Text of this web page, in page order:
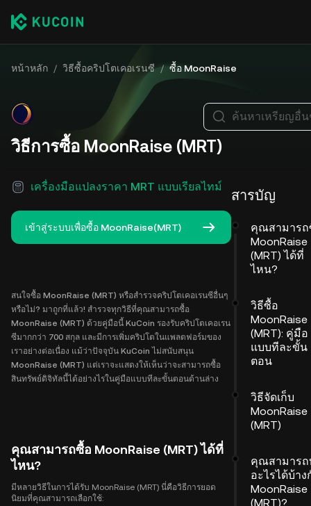
หน้าหลัก / วิธีซื้อคริปโตเคอเรนซี / ซื้อ MoonRaise
วิธีการซื้อ MoonRaise (MRT)
เครื่องมือแปลงราคา MRT แบบเรียลไทม์
เข้าสู่ระบบเพื่อซื้อ MoonRaise(MRT)
สนใจซื้อ MoonRaise (MRT) หรือสำรวจคริปโตเคอเรนซีอื่นๆ
หรือไม่? มาถูกที่แล้ว! สำรวจทุกวิธีที่คุณสามารถซื้อ
MoonRaise (MRT) ด้วยคู่มือนี้ KuCoin รองรับคริปโตเคอเรน
ซีมากกว่า 700 สกุล และมีการเพิ่มคริปโตในแพลตฟอร์มของ
เราอย่างต่อเนื่อง แม้ว่าปัจจุบัน KuCoin ไม่สนับสนุน
MoonRaise (MRT) แต่เราจะแสดงให้เห็นว่าจะสามารถซื้อ
สินทรัพย์ดิจิทัลนี้ได้อย่างไรในคู่มือแบบทีละขั้นตอนด้านล่าง
คุณสามารถซื้อ MoonRaise (MRT) ได้ที่
ไหน?
มีหลายวิธีในการได้รับ MoonRaise (MRT) นี่คือวิธีการยอด
นิยมที่คุณสามารถเลือกใช้:
ค้นหาเหรียญอื่น
สารบัญ
คุณสามาร
MoonRaise
(MRT) ได้ที่
ไหน?
วิธีซื้อ
MoonRaise
(MRT): คู่มือ
แบบทีละขั้น
ตอน
วิธีจัดเก็บ
MoonRaise
(MRT)
คุณสามารถ
อะไรได้บ้าง
MoonRaise
(MRT)?